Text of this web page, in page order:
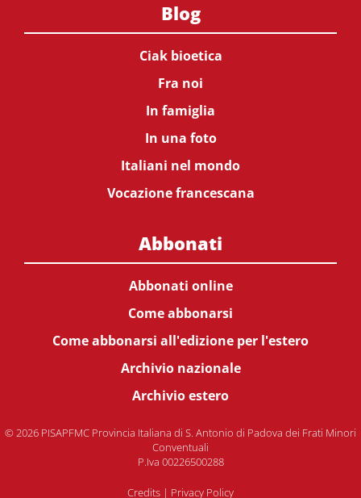
Blog
Ciak bioetica
Fra noi
In famiglia
In una foto
Italiani nel mondo
Vocazione francescana
Abbonati
Abbonati online
Come abbonarsi
Come abbonarsi all'edizione per l'estero
Archivio nazionale
Archivio estero
© 2026 PISAPFMC Provincia Italiana di S. Antonio di Padova dei Frati Minori
Conventuali
P.Iva 00226500288
Credits | Privacy Policy